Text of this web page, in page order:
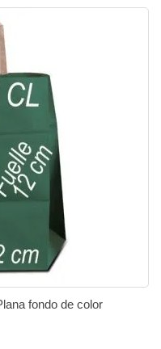
fondo de color